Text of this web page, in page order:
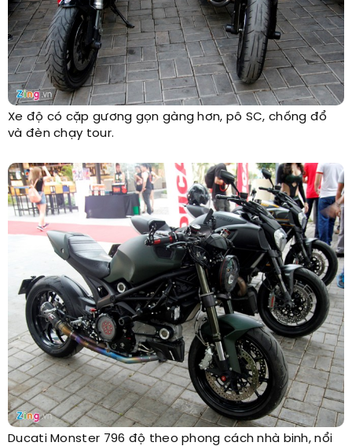
Xe độ có cặp gương gọn gàng hơn, pô SC, chống đổ
và đèn chạy tour.
Ducati Monster 796 độ theo phong cách nhà binh, nổi